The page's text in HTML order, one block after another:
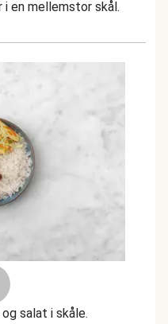
en mellemstor skål.
salat i skåle.